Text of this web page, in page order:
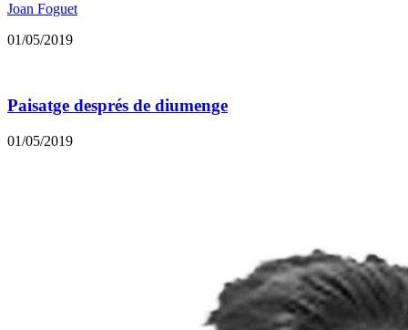
Joan Foguet
01/05/2019
Paisatge després de diumenge
01/05/2019